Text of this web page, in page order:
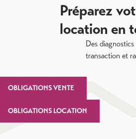
votre vente ou
en toute sérénité
complets et conformes pour sécuriser
vos futurs acquéreurs ou locataires.
VENTE
LOCATION